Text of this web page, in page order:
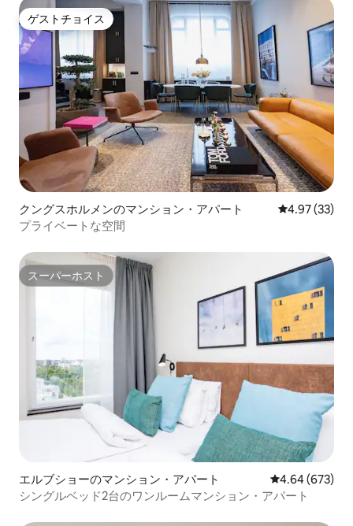
ゲストチョイス
ゲストチョイス
クングスホルメンのマンション・アパート レビュー33
4.97 (33)
プライベートな空間
スーパーホスト
スーパーホスト
エルブショーのマンション・アパート レビュー673
4.64 (673)
シングルベッド2台のワンルームマンション・アパート